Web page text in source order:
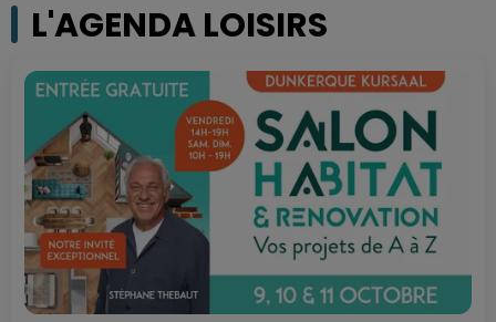
L'AGENDA LOISIRS